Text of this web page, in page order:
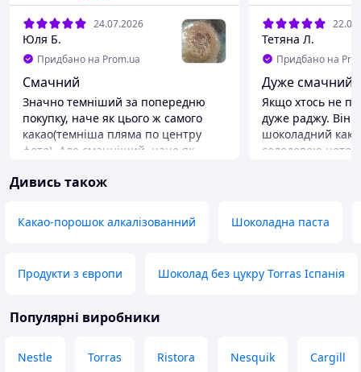
24.07.2026
Юля Б.
Придбано на Prom.ua
Смачний
Значно темніший за попередню
покупку, наче як цього ж самого
какао(темніша пляма по центру
фото). Але смачніший, наче як
майже кожного дня, сім'ї
Переваги
Часте вживання впливає на вагу, і
швидко, навіть занадто.
Тетяна Л.
Придбано на
Дуже смачний
Якщо хтось не
дуже раджу. Він
шоколадний
солодовою
зручно). Дяка
Смак, ціна.
Дивись також
Какао-порошок алкалізованний Шоколадна паста
Продукти з європи Шоколад без цукру Torras Іспанія
Популярні виробники
Nestle Torras Ristora Nesquik Cargill